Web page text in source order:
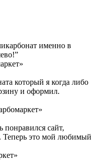
именно в
который я когда либо
и оформил.
сайт,
Теперь это мой любимый